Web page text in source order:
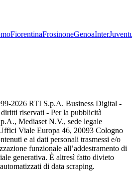
FiorentinaFrosinoneGenoaInter
2026 RTI S.p.A. Business Digital -
riservati - Per la pubblicità
Mediaset N.V., sede legale
Viale Europa 46, 20093 Cologno
e ai dati personali trasmessi e/o
funzionale all’addestramento di
generativa. È altresì fatto divieto
di data scraping.